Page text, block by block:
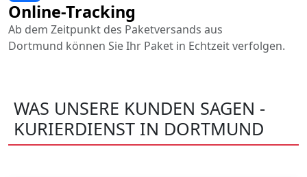
Online-Tracking
Ab dem Zeitpunkt des Paketversands aus
Dortmund können Sie Ihr Paket in Echtzeit verfolgen.
WAS UNSERE KUNDEN SAGEN -
KURIERDIENST IN DORTMUND